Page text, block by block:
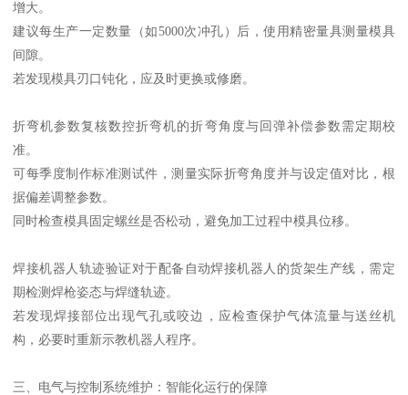
增大。
建议每生产一定数量（如5000次冲孔）后，使用精密量具测量模具
间隙。
若发现模具刃口钝化，应及时更换或修磨。
折弯机参数复核数控折弯机的折弯角度与回弹补偿参数需定期校
准。
可每季度制作标准测试件，测量实际折弯角度并与设定值对比，根
据偏差调整参数。
同时检查模具固定螺丝是否松动，避免加工过程中模具位移。
焊接机器人轨迹验证对于配备自动焊接机器人的货架生产线，需定
期检测焊枪姿态与焊缝轨迹。
若发现焊接部位出现气孔或咬边，应检查保护气体流量与送丝机
构，必要时重新示教机器人程序。
三、电气与控制系统维护：智能化运行的保障